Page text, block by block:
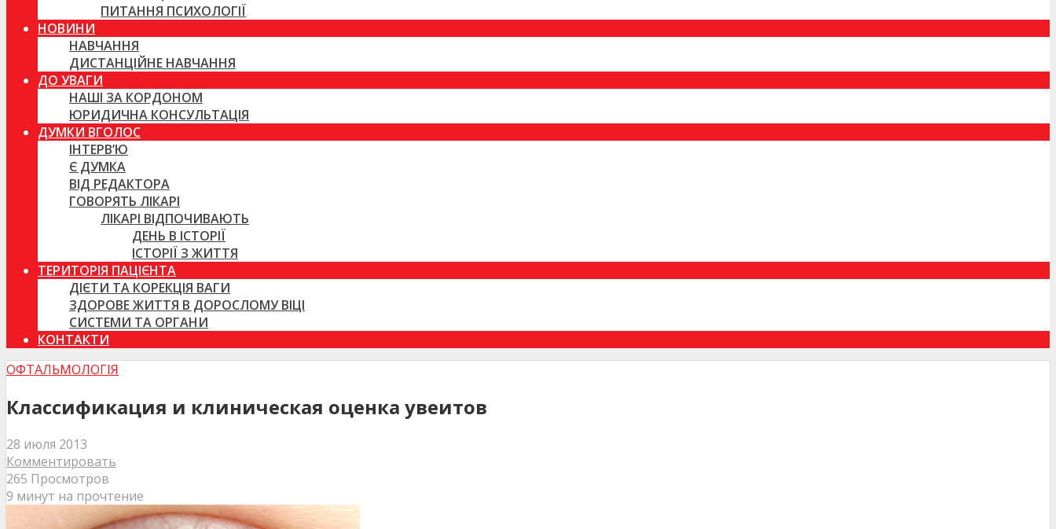
ПИТАННЯ ПСИХОЛОГІЇ
НОВИНИ
НАВЧАННЯ
ДИСТАНЦІЙНЕ НАВЧАННЯ
ДО УВАГИ
НАШІ ЗА КОРДОНОМ
ЮРИДИЧНА КОНСУЛЬТАЦІЯ
ДУМКИ ВГОЛОС
ІНТЕРВ’Ю
Є ДУМКА
ВІД РЕДАКТОРА
ГОВОРЯТЬ ЛІКАРІ
ЛІКАРІ ВІДПОЧИВАЮТЬ
ДЕНЬ В ІСТОРІЇ
ІСТОРІЇ З ЖИТТЯ
ТЕРИТОРІЯ ПАЦІЄНТА
ДІЄТИ ТА КОРЕКЦІЯ ВАГИ
ЗДОРОВЕ ЖИТТЯ В ДОРОСЛОМУ ВІЦІ
СИСТЕМИ ТА ОРГАНИ
КОНТАКТИ
ОФТАЛЬМОЛОГІЯ
Классификация и клиническая оценка увеитов
28 июля 2013
Комментировать
265 Просмотров
9 минут на прочтение